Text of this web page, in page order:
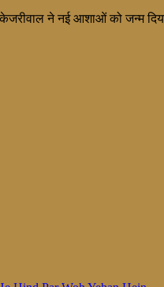
केजरीवाल ने नई आशाओं को जन्म